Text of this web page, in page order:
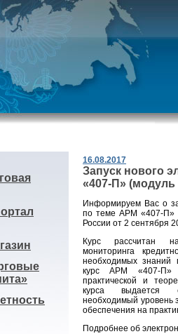
16.08.2017
Запуск нового
«407-П» (модуль
Информируем Вас о
по теме АРМ «407-П»
России от 2 сентября
Курс рассчитан
мониторинга
необходимых
курс АРМ «407-П»
практической и
курса выдается
необходимый уровень
обеспечения на
Подробнее об